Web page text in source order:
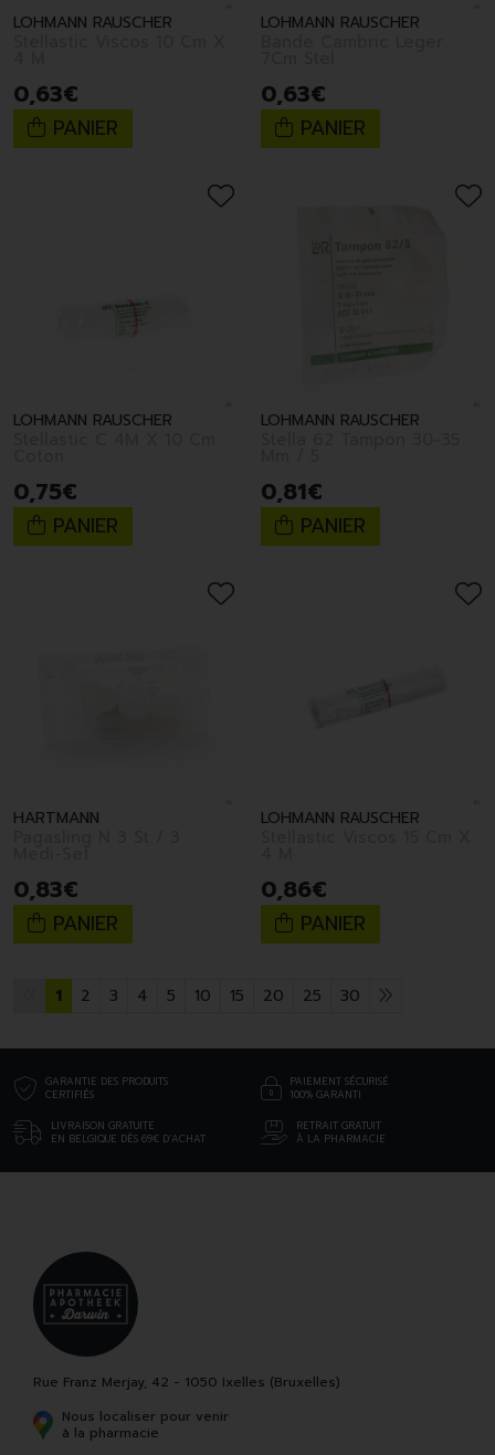
LOHMANN RAUSCHER
0,63€
PANIER
LOHMANN RAUSCHER
0,63€
PANIER
LOHMANN RAUSCHER
0,75€
PANIER
LOHMANN RAUSCHER
0,81€
PANIER
HARTMANN
0,83€
PANIER
LOHMANN RAUSCHER
0,86€
PANIER
1 2 3 4 5 10 15 20 25 30
GARANTIE DES PRODUITS
CERTIFIÉS
PAIEMENT SÉCURISÉ
100% GARANTI
LIVRAISON GRATUITE
EN BELGIQUE DÈS 69€ D’ACHAT
RETRAIT GRATUIT
À LA PHARMACIE
Rue Franz Merjay, 42 - 1050 Ixelles (Bruxelles)
Nous localiser pour venir
à la pharmacie